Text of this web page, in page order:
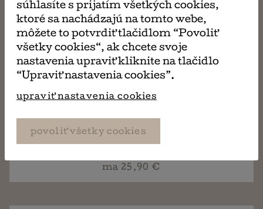
je potrebné knihu vrátiť (osobne, alebo
prostredníctvom pošty, či zásielkovne).
požičaj si
ma 25,90 €
súhlasíte s prijatím všetkých cookies,
ktoré sa nachádzajú na tomto webe,
môžete to potvrdiť tlačidlom “Povoliť
všetky cookies“, ak chcete svoje
nastavenia upraviť kliknite na tlačidlo
“Upraviť nastavenia cookies”.
upraviť nastavenia cookies
povoliť všetky cookies